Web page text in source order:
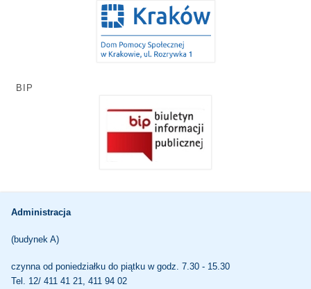
BIP
Administracja
(budynek A)
czynna od poniedziałku do piątku w godz. 7.30 - 15.30
Tel. 12/ 411 41 21, 411 94 02